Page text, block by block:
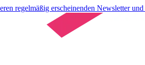
regelmäßig erscheinenden Newsletter und